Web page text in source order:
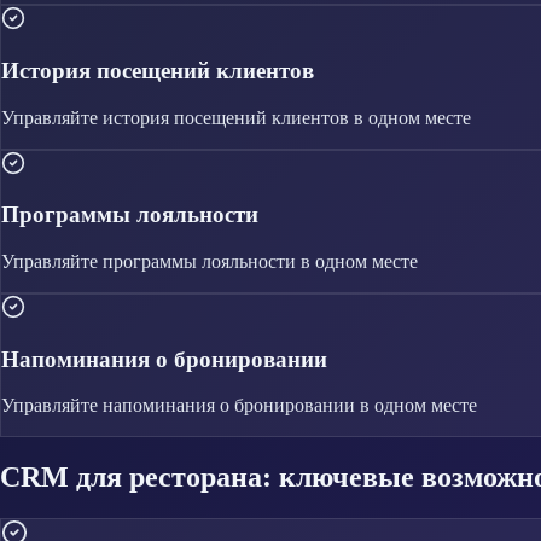
История посещений клиентов
Управляйте история посещений клиентов в одном месте
Программы лояльности
Управляйте программы лояльности в одном месте
Напоминания о бронировании
Управляйте напоминания о бронировании в одном месте
CRM для ресторана: ключевые